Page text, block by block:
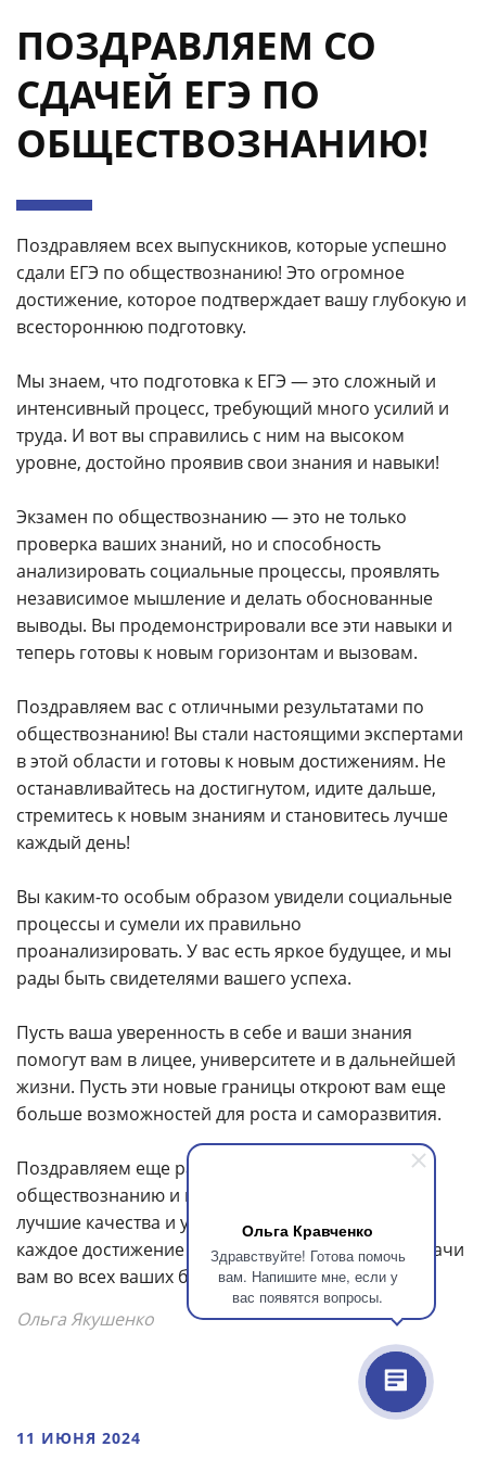
Ольга Кравченко
Здравствуйте! Готова помочь
вам. Напишите мне, если у
вас появятся вопросы.
ПОЗДРАВЛЯЕМ СО
СДАЧЕЙ ЕГЭ ПО
ОБЩЕСТВОЗНАНИЮ!
Поздравляем всех выпускников, которые успешно
сдали ЕГЭ по обществознанию! Это огромное
достижение, которое подтверждает вашу глубокую и
всестороннюю подготовку.
Мы знаем, что подготовка к ЕГЭ — это сложный и
интенсивный процесс, требующий много усилий и
труда. И вот вы справились с ним на высоком
уровне, достойно проявив свои знания и навыки!
Экзамен по обществознанию — это не только
проверка ваших знаний, но и способность
анализировать социальные процессы, проявлять
независимое мышление и делать обоснованные
выводы. Вы продемонстрировали все эти навыки и
теперь готовы к новым горизонтам и вызовам.
Поздравляем вас с отличными результатами по
обществознанию! Вы стали настоящими экспертами
в этой области и готовы к новым достижениям. Не
останавливайтесь на достигнутом, идите дальше,
стремитесь к новым знаниям и становитесь лучше
каждый день!
Вы каким-то особым образом увидели социальные
процессы и сумели их правильно
проанализировать. У вас есть яркое будущее, и мы
рады быть свидетелями вашего успеха.
Пусть ваша уверенность в себе и ваши знания
помогут вам в лицее, университете и в дальнейшей
жизни. Пусть эти новые границы откроют вам еще
больше возможностей для роста и саморазвития.
Поздравляем еще раз! Вы справились с ЕГЭ по
обществознанию и продемонстрировали свои
лучшие качества и умения. Не забывайте, что
каждое достижение заслуживает восхищения. Удачи
вам во всех ваших будущих начинаниях!
Ольга Якушенко
11 ИЮНЯ 2024